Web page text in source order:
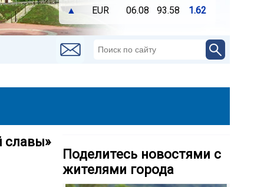
▲
EUR 06.08 93.58 1.62
славы»
Поделитесь новостями с
жителями города